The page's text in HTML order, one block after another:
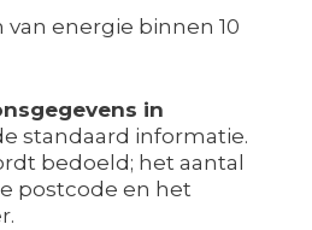
energie binnen 10
in
standaard informatie.
bedoeld; het aantal
postcode en het